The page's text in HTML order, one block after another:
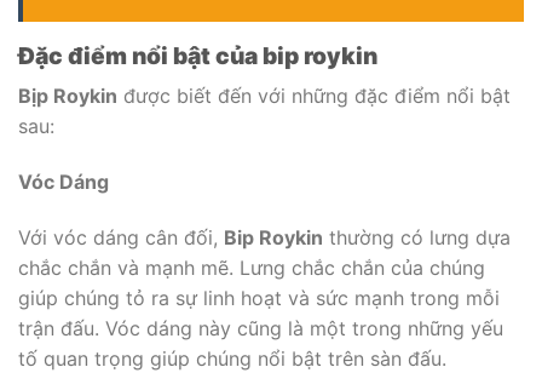
Đặc điểm nổi bật của bip roykin
Bịp Roykin được biết đến với những đặc điểm nổi bật
sau:
Vóc Dáng
Với vóc dáng cân đối, Bip Roykin thường có lưng dựa
chắc chắn và mạnh mẽ. Lưng chắc chắn của chúng
giúp chúng tỏ ra sự linh hoạt và sức mạnh trong mỗi
trận đấu. Vóc dáng này cũng là một trong những yếu
tố quan trọng giúp chúng nổi bật trên sàn đấu.